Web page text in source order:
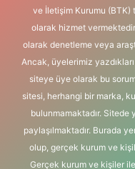
ve İletişim Kurumu (BTK)
olarak hizmet
olarak denetleme veya
Ancak, üyelerimiz
siteye üye olarak bu
sitesi, herhangi bir marka,
bulunmamaktadır. Sitede
paylaşılmaktadır. Burada
olup, gerçek kurum ve
Gerçek kurum ve kişiler